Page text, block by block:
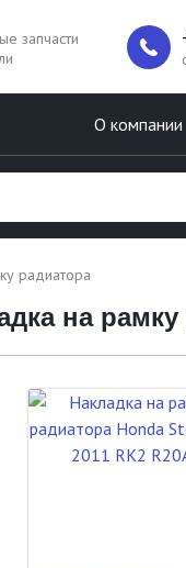
запчасти
О компании
радиатора
на